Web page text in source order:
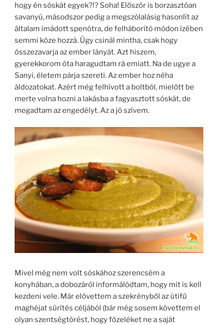
hogy én sóskát egyek?!? Soha! Először is borzasztóan
savanyú, másodszor pedig a megszólalásig hasonlít az
általam imádott spenótra, de felháborító módon ízében
semmi köze hozzá. Úgy csinál mintha, csak hogy
összezavarja az ember lányát. Azt hiszem,
gyerekkorom óta haragudtam rá emiatt. Na de ugye a
Sanyi, életem párja szereti. Az ember hoz néha
áldozatokat. Azért még felhívott a boltból, mielőtt be
merte volna hozni a lakásba a fagyasztott sóskát, de
megadtam az engedélyt. Az a jó szívem.
Mivel még nem volt sóskához szerencsém a
konyhában, a dobozáról informálódtam, hogy mit is kell
kezdeni vele. Már elővettem a szekrényből az útifű
maghéjat sűrítés céljából (bár még sosem követtem el
olyan szentségtörést, hogy főzeléket ne a saját